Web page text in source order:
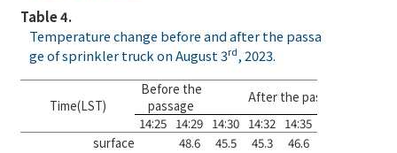
Table 4.
Temperature change before and after the passa
ge of sprinkler truck on August 3rd, 2023.
Time(LST)
Before the
passage
After the passage
14:25 14:29 14:30 14:32 14:35
surface 48.6 45.5 45.3 46.6